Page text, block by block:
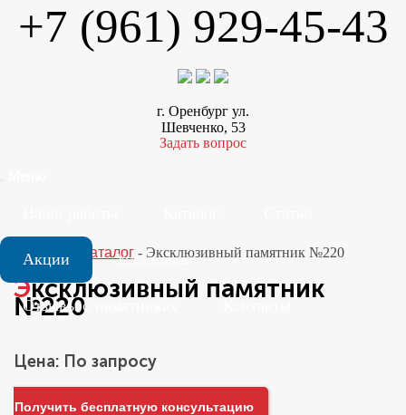
+7 (961) 929-45-43
г. Оренбург ул.
Шевченко, 53
Задать вопрос
Акции Установка
Отзывы о памятниках
Главная Каталог - Эксклюзивный памятник №220
Эксклюзивный памятник
№220
Цена: По запросу
Получить бесплатную консультацию